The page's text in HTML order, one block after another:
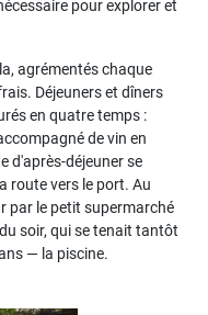
pour explorer et
agrémentés chaque
Déjeuners et dîners
en quatre temps :
de vin en
d'après-déjeuner se
route vers le port. Au
par le petit supermarché
soir, qui se tenait tantôt
— la piscine.